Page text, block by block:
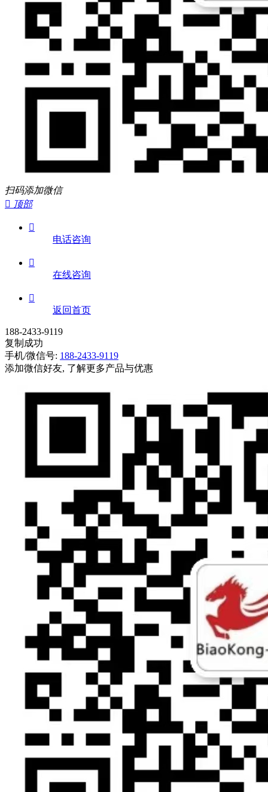
扫码添加微信
 顶部

电话咨询

在线咨询

返回首页
188-2433-9119
复制成功
手机/微信号: 188-2433-9119
添加微信好友, 了解更多产品与优惠